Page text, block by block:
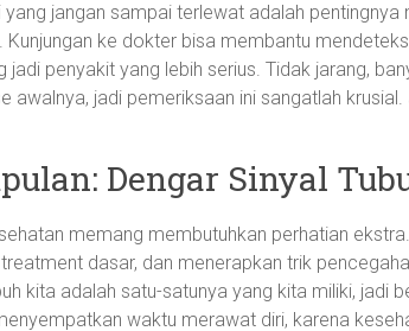
yang jangan sampai terlewat adalah
Kunjungan ke dokter bisa membantu
jadi penyakit yang lebih serius. Tidak jarang,
awalnya, jadi pemeriksaan ini sangatlah
Dengar Sinyal
memang membutuhkan perhatian
dasar, dan menerapkan trik
kita adalah satu-satunya yang kita miliki, jadi
waktu merawat diri, karena